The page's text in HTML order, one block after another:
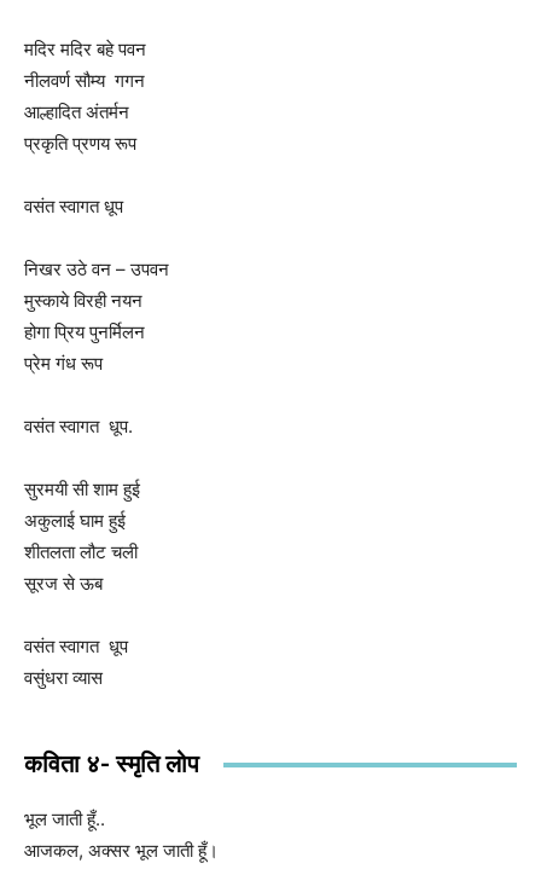
मदिर मदिर बहे पवन
नीलवर्ण सौम्य गगन
आल्हादित अंतर्मन
प्रकृति प्रणय रूप
वसंत स्वागत धूप
निखर उठे वन – उपवन
मुस्काये विरही नयन
होगा प्रिय पुनर्मिलन
प्रेम गंध रूप
वसंत स्वागत धूप.
सुरमयी सी शाम हुई
अकुलाई घाम हुई
शीतलता लौट चली
सूरज से ऊब
वसंत स्वागत धूप
वसुंधरा व्यास
कविता ४- स्मृति लोप
भूल जाती हूँ..
आजकल, अक्सर भूल जाती हूँ।